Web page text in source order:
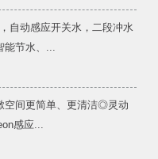
自动感应开关水，二段冲水
能节水、...
间更简单、更清洁◎灵动
感应...